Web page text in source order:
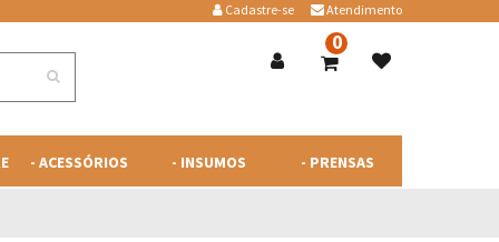
Atendimento
Cadastre-se
0
- ACESSÓRIOS - INSUMOS - PRENSAS